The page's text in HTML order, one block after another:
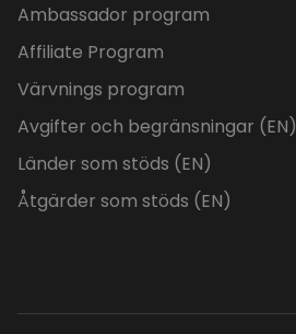
Ambassador program
Affiliate Program
Värvnings program
Avgifter och begränsningar (EN)
Länder som stöds (EN)
Åtgärder som stöds (EN)